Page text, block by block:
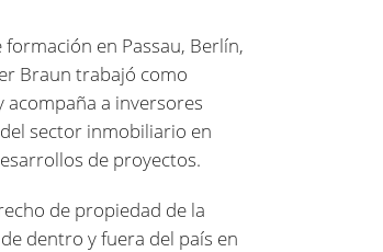
en Passau, Berlín,
Braun trabajó como
a inversores
sector inmobiliario en
de proyectos.
de propiedad de la
dentro y fuera del país en